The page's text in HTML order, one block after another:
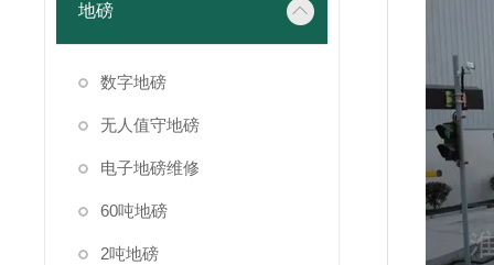
地磅
数字地磅
无人值守地磅
电子地磅维修
60吨地磅
2吨地磅